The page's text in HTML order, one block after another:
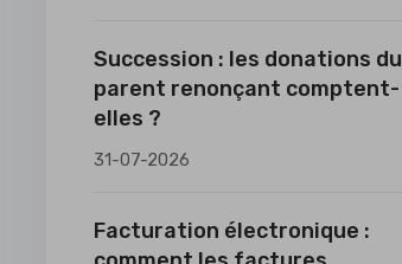
Succession : les donations du
parent renonçant comptent-
elles ?
31-07-2026
Facturation électronique :